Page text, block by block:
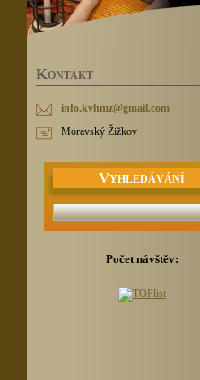
KONTAKT
info.kvhmz@gmail.com
Moravský Žižkov
VYHLEDÁVÁNÍ
Počet návštěv: